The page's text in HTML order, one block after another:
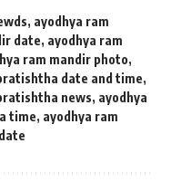
, ayodhya ram
date, ayodhya ram
ram mandir photo,
date and time,
news, ayodhya
time, ayodhya ram